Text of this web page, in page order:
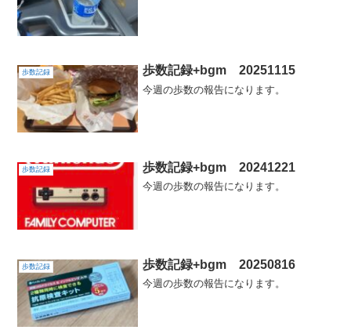
歩数記録 歩数記録+bgm 20251115
今週の歩数の報告になります。
歩数記録 歩数記録+bgm 20241221
今週の歩数の報告になります。
歩数記録 歩数記録+bgm 20250816
今週の歩数の報告になります。